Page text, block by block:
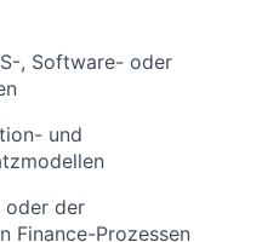
, Software- oder
und
oder der
Finance-Prozessen